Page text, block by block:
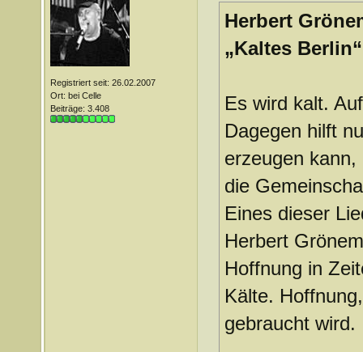
Registriert seit: 26.02.2007
Ort: bei Celle
Beiträge: 3.408
Herbert
„Kaltes Berlin“
Es wird kalt.
Dagegen hilft
erzeugen
die
Eines dieser
Herbert
Hoffnung in
Kälte.
gebraucht wird.